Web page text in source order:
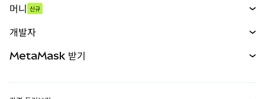
무기한 선물
실물자산
머니 신규
개발자
MetaMask 받기